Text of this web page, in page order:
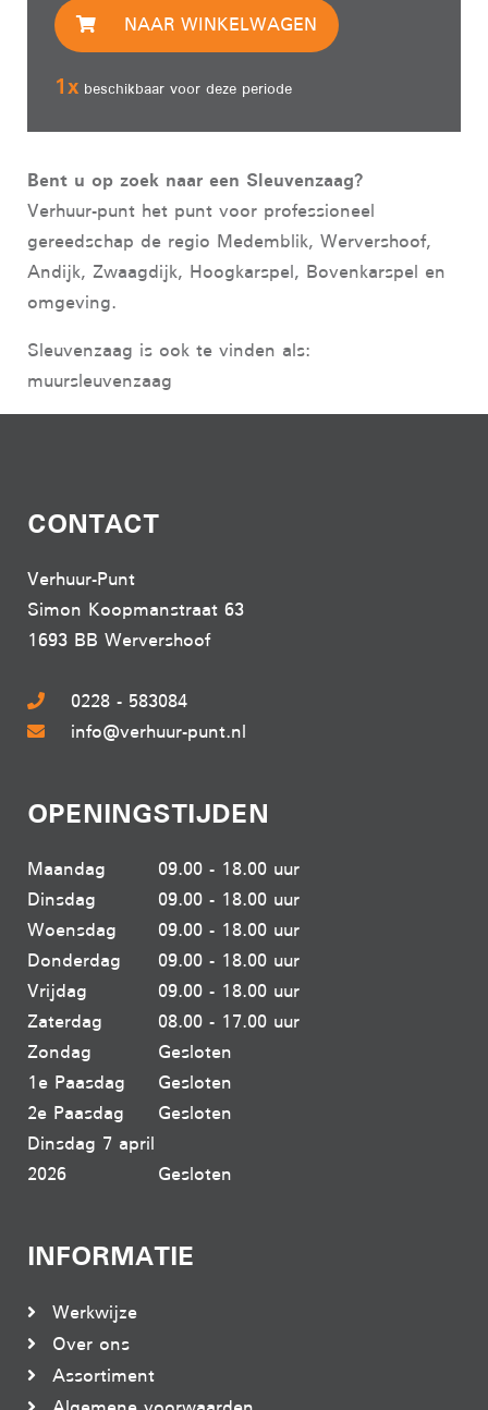
NAAR WINKELWAGEN
1x beschikbaar voor deze periode
Bent u op zoek naar een Sleuvenzaag?
Verhuur-punt het punt voor professioneel
gereedschap de regio Medemblik, Wervershoof,
Andijk, Zwaagdijk, Hoogkarspel, Bovenkarspel en
omgeving.
Sleuvenzaag is ook te vinden als:
muursleuvenzaag
CONTACT
Verhuur-Punt
Simon Koopmanstraat 63
1693 BB Wervershoof
0228 - 583084
info@verhuur-punt.nl
OPENINGSTIJDEN
Maandag
09.00 - 18.00 uur
Dinsdag
09.00 - 18.00 uur
Woensdag
09.00 - 18.00 uur
Donderdag
09.00 - 18.00 uur
Vrijdag
09.00 - 18.00 uur
Zaterdag
08.00 - 17.00 uur
Zondag
Gesloten
1e Paasdag
Gesloten
2e Paasdag
Gesloten
Dinsdag 7 april
2026
Gesloten
INFORMATIE
Werkwijze
Over ons
Assortiment